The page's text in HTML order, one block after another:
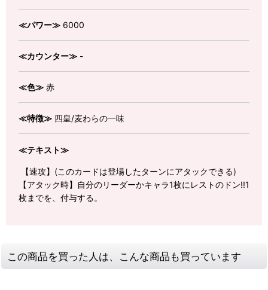
≪パワー≫ 6000
≪カウンター≫ -
≪色≫ 赤
≪特徴≫ 四皇/麦わらの一味
≪テキスト≫
【速攻】(このカードは登場したターンにアタックできる)
【アタック時】自分のリーダーかキャラ1枚にレストのドン!!1
枚までを、付与する。
この商品を買った人は、こんな商品も買っています